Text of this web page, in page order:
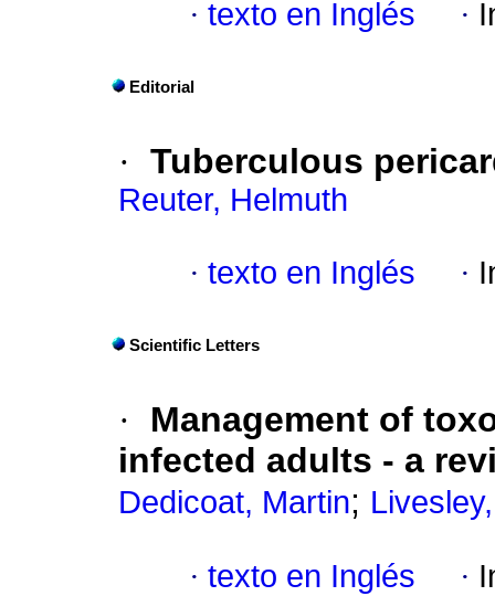
· texto en Inglés ·
Editorial
· Tuberculous
Reuter, Helmuth
· texto en Inglés ·
Scientific Letters
·
Management of
infected adults - a
Dedicoat, Martin;
· texto en Inglés ·